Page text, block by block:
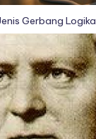
Gerbang Logika